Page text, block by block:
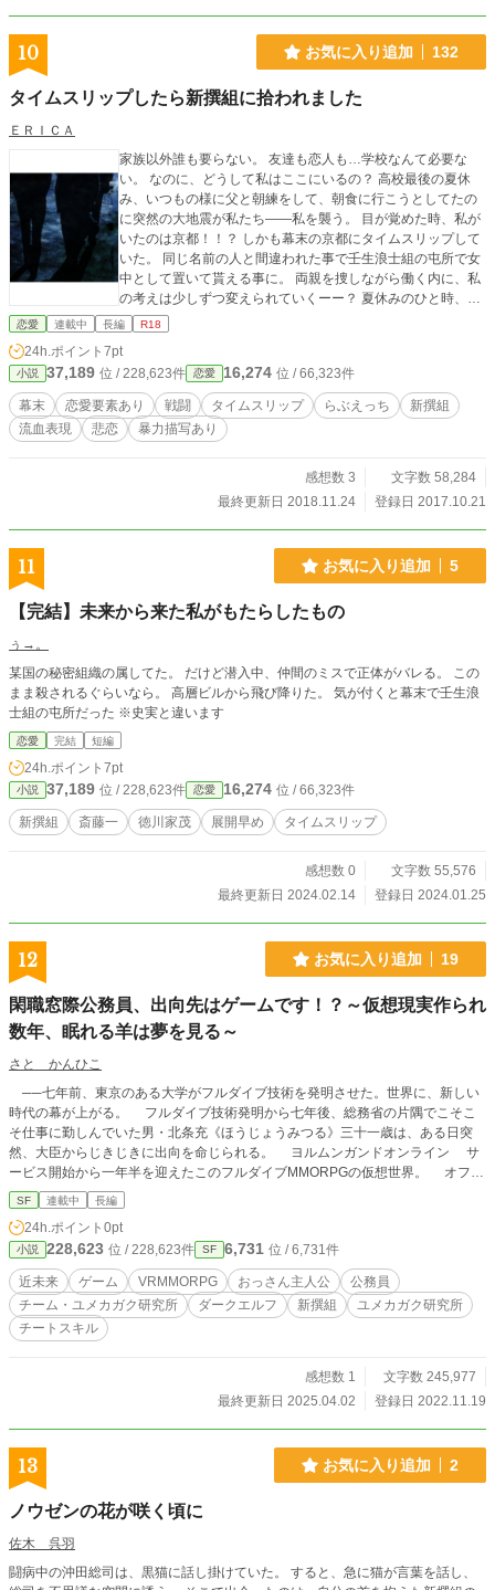
10 お気に入り追加 132
タイムスリップしたら新撰組に拾われました
ＥＲＩＣＡ
家族以外誰も要らない。 友達も恋人も…学校なんて必要な
い。 なのに、どうして私はここにいるの？ 高校最後の夏休
み、いつもの様に父と朝練をして、朝食に行こうとしてたの
に突然の大地震が私たち――私を襲う。 目が覚めた時、私が
いたのは京都！！？ しかも幕末の京都にタイムスリップして
いた。 同じ名前の人と間違われた事で壬生浪士組の屯所で女
中として置いて貰える事に。 両親を捜しながら働く内に、私
の考えは少しずつ変えられていくーー？ 夏休みのひと時、桜
が体験した経験。 この出来事に意味はあるのか。 幕末の時代
史恋愛ファンタジー開幕！！
恋愛 連載中 長編 R18
24h.ポイント 7pt
小説 37,189 位 / 228,623件 恋愛 16,274 位 / 66,323件
幕末 恋愛要素あり 戦闘 タイムスリップ らぶえっち
新撰組
流血表現
悲恋 暴力描写あり
感想数 3
文字数 58,284
最終更新日 2018.11.24
登録日 2017.10.21
11 お気に入り追加 5
【完結】未来から来た私がもたらしたもの
ぅ→。
某国の秘密組織の属してた。 だけど潜入中、仲間のミスで正体がバレる。 この
まま殺されるぐらいなら。 高層ビルから飛び降りた。 気が付くと幕末で壬生浪
士組の屯所だった ※史実と違います
恋愛 完結 短編
24h.ポイント 7pt
小説 37,189 位 / 228,623件 恋愛 16,274 位 / 66,323件
新撰組 斎藤一 徳川家茂 展開早め タイムスリップ
感想数 0
文字数 55,576
最終更新日 2024.02.14
登録日 2024.01.25
12 お気に入り追加 19
閑職窓際公務員、出向先はゲームです！？～仮想現実作られ
数年、眠れる羊は夢を見る～
さと かんひこ
──七年前、東京のある大学がフルダイブ技術を発明させた。世界に、新しい
時代の幕が上がる。 フルダイブ技術発明から七年後、総務省の片隅でこそこ
そ仕事に勤しんでいた男・北条充《ほうじょうみつる》三十一歳は、ある日突
然、大臣からじきじきに出向を命じられる。 ヨルムンガンドオンライン サ
ービス開始から一年半を迎えたこのフルダイブMMORPGの仮想世界。 オフィ
スビルのサラリーマン生活から一転、剣と魔法のファンタジーワールドに飛ばさ
れた彼の運命は……！？ 「にっ、逃げろぉぉぉぉ！！！！」 ※他サイトにも同
時掲載しております。あらかじめご了承下さい。 ※当作品は、《ユメカガク研
究所MMORPG制作・運営委員会》によるシェアワールドとなっております。
SF 連載中 長編
24h.ポイント 0pt
小説 228,623 位 / 228,623件 SF 6,731 位 / 6,731件
近未来 ゲーム VRMMORPG おっさん主人公
公務員
チーム・ユメカガク研究所
ダークエルフ 新撰組
ユメカガク研究所
チートスキル
感想数 1
文字数 245,977
最終更新日 2025.04.02
登録日 2022.11.19
13 お気に入り追加 2
ノウゼンの花が咲く頃に
佐木 呉羽
闘病中の沖田総司は、黒猫に話し掛けていた。 すると、急に猫が言葉を話し、